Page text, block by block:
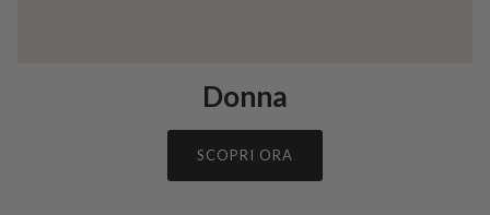
Donna
SCOPRI ORA